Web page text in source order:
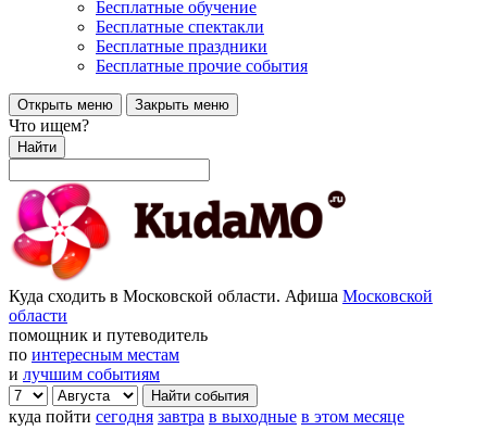
Бесплатные обучение
Бесплатные спектакли
Бесплатные праздники
Бесплатные прочие события
Открыть меню Закрыть меню
Что ищем?
Найти
Куда сходить в Московской области. Афиша Московской
области
помощник и путеводитель
по интересным местам
и лучшим событиям
куда пойти сегодня завтра в выходные в этом месяце